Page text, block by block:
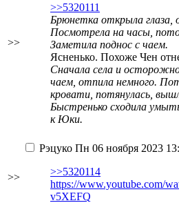
>>
>>5320111
Брюнетка открыла глаза,
Посмотрела на часы,
Заметила поднос с чаем.
Ясненько. Похоже Чен
Сначала села и
чаем, отпила немного.
кровати, потянулась,
Быстренько сходила
к Юки.
>>
Рэцуко Пн 06 ноября 2023
>>5320114
https://www.youtube.com/
v5XEFQ